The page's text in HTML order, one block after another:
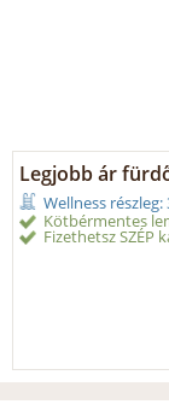
Legjobb ár
Wellness részleg:
Kötbérmentes
Fizethetsz SZÉP